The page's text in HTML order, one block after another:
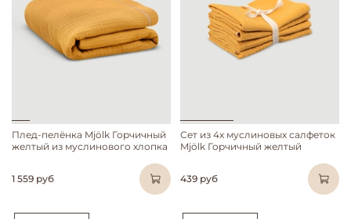
Плед-пелёнка Mjölk Горчичный
желтый из муслинового хлопка
1 559 руб
Сет из 4х муслиновых салфеток
Mjölk Горчичный желтый
439 руб